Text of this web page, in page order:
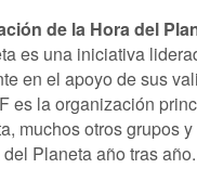
de la Hora del
es una iniciativa
en el apoyo de sus
es la organización
muchos otros grupos
Planeta año tras año.